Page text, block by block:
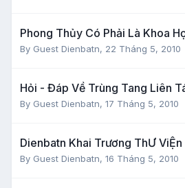
Phong Thủy Có Phải Là Khoa
By Guest Dienbatn, 22 Tháng 5, 2010
Hỏi - Đáp Về Trùng Tang Liên
By Guest Dienbatn, 17 Tháng 5, 2010
Dienbatn Khai Trương ThƯ
By Guest Dienbatn, 16 Tháng 5, 2010